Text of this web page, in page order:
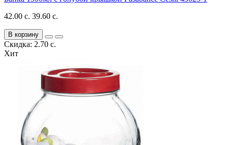
42.00 с. 39.60 с.
В корзину
Скидка: 2.70 с.
Хит